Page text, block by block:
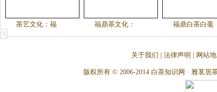
茶艺文化：福 福鼎茶文化： 福鼎白茶白毫
关于我们 法律声明 网站
版权所有 © 2006-2014 白茶知识网 · 雅茗居